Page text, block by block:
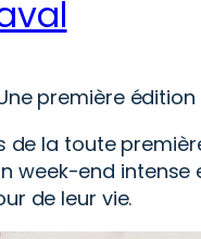
première édition
de la toute
week-end
de leur vie.